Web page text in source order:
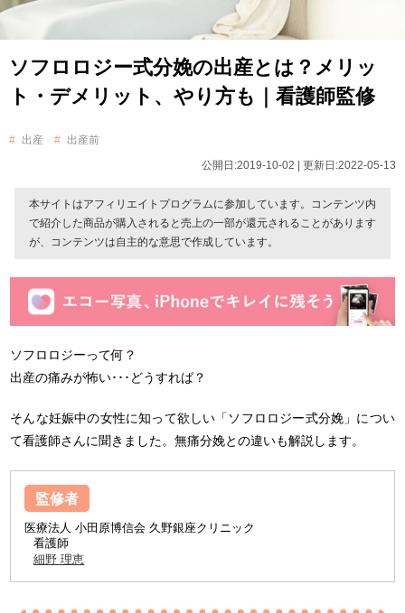
ソフロロジー式分娩の出産とは？メリッ
ト・デメリット、やり方も｜看護師監修
出産
出産前
公開日:2019-10-02 | 更新日:2022-05-13
本サイトはアフィリエイトプログラムに参加しています。コンテンツ内
で紹介した商品が購入されると売上の一部が還元されることがあります
が、コンテンツは自主的な意思で作成しています。
ソフロロジーって何？
出産の痛みが怖い･･･どうすれば？
そんな妊娠中の女性に知って欲しい「ソフロロジー式分娩」につい
て看護師さんに聞きました。無痛分娩との違いも解説します。
監修者
医療法人 小田原博信会 久野銀座クリニック
看護師
細野 理恵